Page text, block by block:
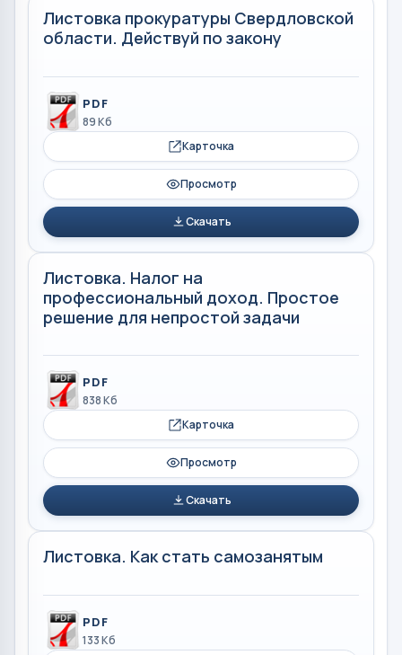
Листовка прокуратуры Свердловской
области. Действуй по закону
PDF
89 Кб
Карточка
Просмотр
Скачать
Листовка. Налог на
профессиональный доход. Простое
решение для непростой задачи
PDF
838 Кб
Карточка
Просмотр
Скачать
Листовка. Как стать самозанятым
PDF
133 Кб